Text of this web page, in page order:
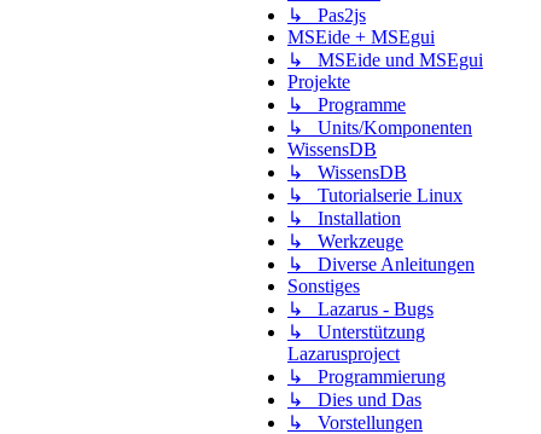
↳ Pas2js
MSEide + MSEgui
↳ MSEide und MSEgui
Projekte
↳ Programme
↳ Units/Komponenten
WissensDB
↳ WissensDB
↳ Tutorialserie Linux
↳ Installation
↳ Werkzeuge
↳ Diverse Anleitungen
Sonstiges
↳ Lazarus - Bugs
↳ Unterstützung
Lazarusproject
↳ Programmierung
↳ Dies und Das
↳ Vorstellungen